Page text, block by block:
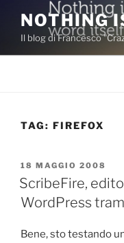
contenuto
NOTHING
Il blog di Francesco
TAG: FIREFOX
PUBBLICATO
IL
18 MAGGIO 2008
ScribeFire,
WordPress
Bene, sto testando